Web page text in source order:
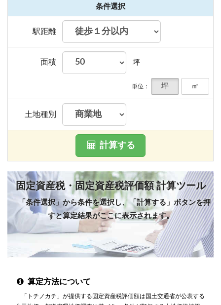
条件選択
駅距離
面積 坪
単位： 坪 ㎡
土地種別
計算する
固定資産税・固定資産税評価額 計算ツール
「条件選択」から条件を選択し、「計算する」ボタンを押
すと算定結果がここに表示されます。
算定方法について
「トチノカチ」が提供する固定資産税評価額は国土交通省が公表する